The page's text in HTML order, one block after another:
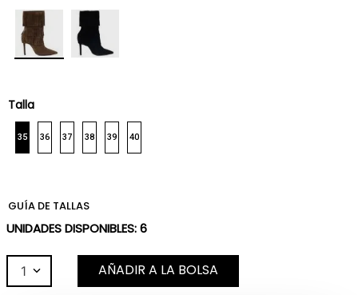
Talla
35 36 37 38 39 40
GUÍA DE TALLAS
UNIDADES DISPONIBLES:6
1 AÑADIR A LA BOLSA